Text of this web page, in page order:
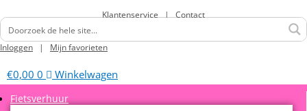
Klantenservice|Contact
Inloggen | Mijn favorieten
€0,00 0 Winkelwagen
Fietsverhuur